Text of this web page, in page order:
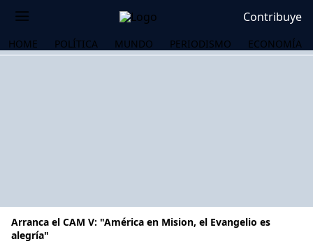
Contribuye
HOME POLÍTICA MUNDO PERIODISMO ECONOMÍA
Arranca el CAM V: "América en Mision, el Evangelio es
alegría"